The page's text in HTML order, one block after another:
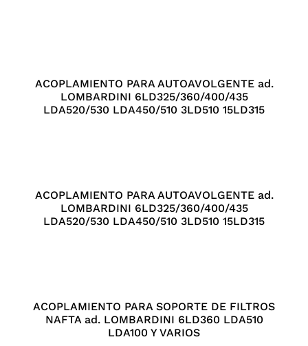
ACOPLAMIENTO PARA AUTOAVOLGENTE ad.
LOMBARDINI 6LD325/360/400/435
LDA520/530 LDA450/510 3LD510 15LD315
ACOPLAMIENTO PARA AUTOAVOLGENTE ad.
LOMBARDINI 6LD325/360/400/435
LDA520/530 LDA450/510 3LD510 15LD315
ACOPLAMIENTO PARA SOPORTE DE FILTROS
NAFTA ad. LOMBARDINI 6LD360 LDA510
LDA100 Y VARIOS